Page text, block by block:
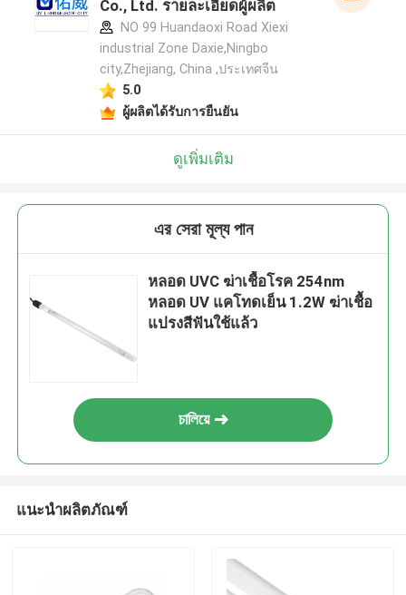
Co., Ltd. รายละเอียดผู้ผลิต
NO 99 Huandaoxi Road Xiexi
industrial Zone Daxie,Ningbo
city,Zhejiang, China ,ประเทศจีน
5.0
ผู้ผลิตได้รับการยืนยัน
ดูเพิ่มเติม
এর সেরা মূল্য পান
หลอด UVC ฆ่าเชื้อโรค 254nm
หลอด UV แคโทดเย็น 1.2W ฆ่าเชื้อ
แปรงสีฟันใช้แล้ว
চালিয়ে
แนะนำผลิตภัณฑ์